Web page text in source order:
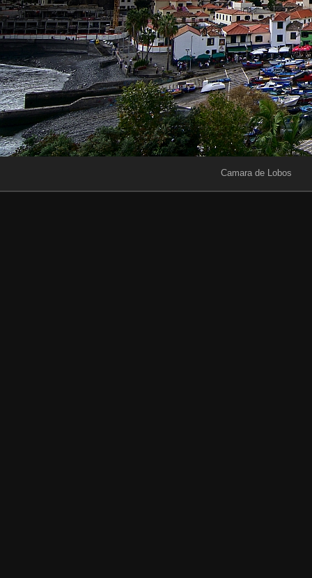
Camara de Lobos